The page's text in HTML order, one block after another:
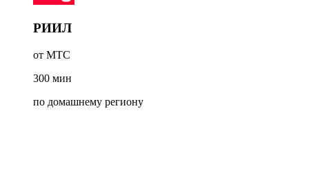
РИИЛ
от МТС
300 мин
по домашнему региону